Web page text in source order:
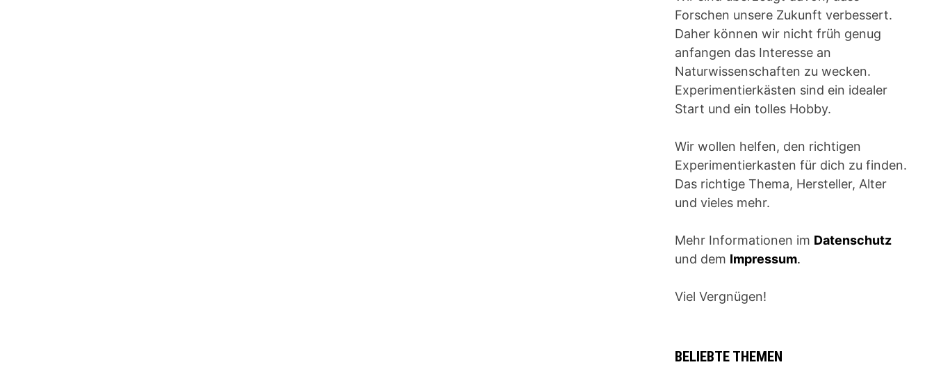
Forschen unsere Zukunft verbessert.
Daher können wir nicht früh genug
anfangen das Interesse an
Naturwissenschaften zu wecken.
Experimentierkästen sind ein idealer
Start und ein tolles Hobby.
Wir wollen helfen, den richtigen
Experimentierkasten für dich zu finden.
Das richtige Thema, Hersteller, Alter
und vieles mehr.
Mehr Informationen im Datenschutz
und dem Impressum.
Viel Vergnügen!
BELIEBTE THEMEN